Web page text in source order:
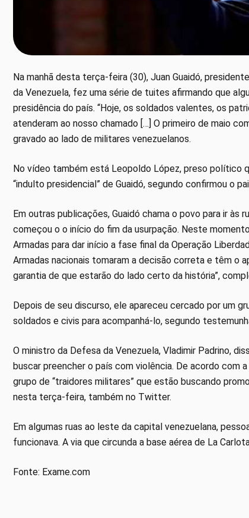
Na manhã desta terça-feira (30), Juan Guaidó,
da Venezuela, fez uma série de tuites afirmando que
presidência do país. “Hoje, os soldados valentes, os
atenderam ao nosso chamado […] O primeiro de maio
gravado ao lado de militares venezuelanos.
No vídeo também está Leopoldo López, preso político
“indulto presidencial” de Guaidó, segundo confirmou o
Em outras publicações, Guaidó chama o povo para ir às
começou o o início do fim da usurpação. Neste
Armadas para dar início a fase final da Operação
Armadas nacionais tomaram a decisão correta e têm o
garantia de que estarão do lado certo da história”,
Depois de seu discurso, ele apareceu cercado por um
soldados e civis para acompanhá-lo, segundo
O ministro da Defesa da Venezuela, Vladimir Padrino,
buscar preencher o país com violência. De acordo com
grupo de “traidores militares” que estão buscando
nesta terça-feira, também no Twitter.
Em algumas ruas ao leste da capital venezuelana,
funcionava. A via que circunda a base aérea de La
Fonte: Exame.com